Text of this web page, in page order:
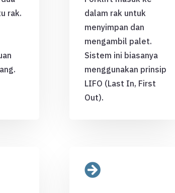
rak.
dalam rak untuk
menyimpan dan
mengambil palet.
Sistem ini biasanya
menggunakan prinsip
LIFO (Last In, First
Out).
